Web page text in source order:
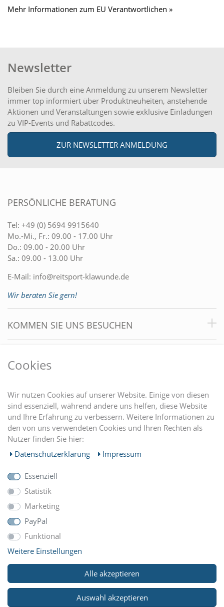
Mehr Informationen zum EU Verantwortlichen »
Newsletter
Bleiben Sie durch eine Anmeldung zu unserem Newsletter
immer top informiert über Produktneuheiten, anstehende
Aktionen und Veranstaltungen sowie exklusive Einladungen
zu VIP-Events und Rabattcodes.
ZUR NEWSLETTER ANMELDUNG
PERSÖNLICHE BERATUNG
Tel: +49 (0) 5694 9915640
Mo.-Mi., Fr.: 09.00 - 17.00 Uhr
Do.: 09.00 - 20.00 Uhr
Sa.: 09.00 - 13.00 Uhr
E-Mail: info@reitsport-klawunde.de
Wir beraten Sie gern!
KOMMEN SIE UNS BESUCHEN
EINKAUFEN
MEIN KONTO
UNTERNEHMEN
ZAHLUNGARTEN
WIR VERSCHICKEN MIT
Cookies
Wir nutzen Cookies auf unserer Website. Einige von diesen
sind essenziell, während andere uns helfen, diese Website
und Ihre Erfahrung zu verbessern. Weitere Informationen zu
den von uns verwendeten Cookies und Ihren Rechten als
Nutzer finden Sie hier:
Daten­schutz­erklärung
Impressum
Essenziell
Statistik
Marketing
PayPal
Funktional
Weitere Einstellungen
Alle akzeptieren
Auswahl akzeptieren